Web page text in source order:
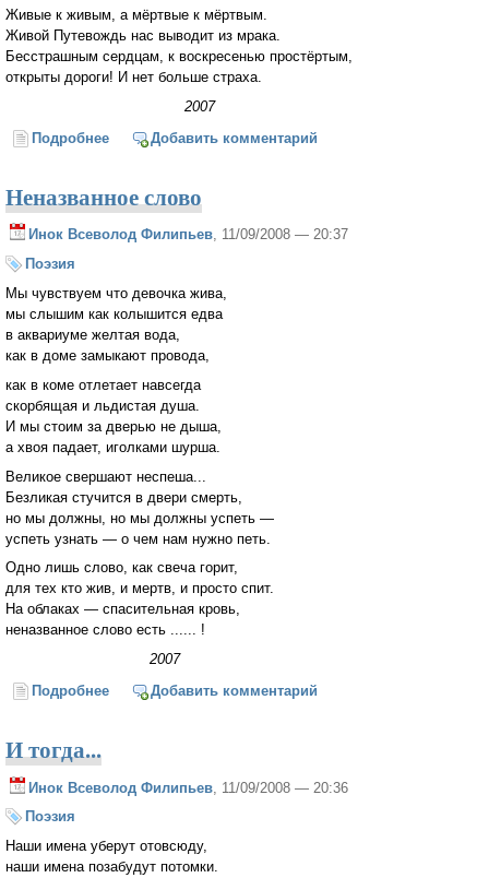
Живые к живым, а мёртвые к мёртвым.
Живой Путевождь нас выводит из мрака.
Бесстрашным сердцам, к воскресенью простёртым,
открыты дороги! И нет больше страха.
2007
Подробнее о Не быть мертвецами!
Добавить комментарий
Неназванное слово
Инок Всеволод Филипьев, 11/09/2008 — 20:37
Поэзия
Мы чувствуем что девочка жива,
мы слышим как колышится едва
в аквариуме желтая вода,
как в доме замыкают провода,
как в коме отлетает навсегда
скорбящая и льдистая душа.
И мы стоим за дверью не дыша,
а хвоя падает, иголками шурша.
Великое свершают неспеша...
Безликая стучится в двери смерть,
но мы должны, но мы должны успеть —
успеть узнать — о чем нам нужно петь.
Одно лишь слово, как свеча горит,
для тех кто жив, и мертв, и просто спит.
На облаках — спасительная кровь,
неназванное слово есть ...... !
2007
Подробнее о Неназванное слово
Добавить комментарий
И тогда...
Инок Всеволод Филипьев , 11/09/2008 — 20:36
Поэзия
Наши имена уберут отовсюду,
наши имена позабудут потомки.